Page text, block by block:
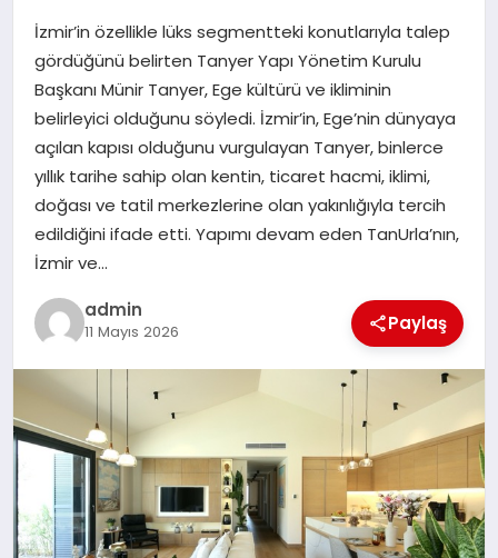
YAŞAM
EKONOMI
SAĞLIK
DÜNYA
EĞITIM
İzmir’in özellikle lüks segmentteki konutlarıyla talep
gördüğünü belirten Tanyer Yapı Yönetim Kurulu
Başkanı Münir Tanyer, Ege kültürü ve ikliminin
belirleyici olduğunu söyledi. İzmir’in, Ege’nin dünyaya
açılan kapısı olduğunu vurgulayan Tanyer, binlerce
yıllık tarihe sahip olan kentin, ticaret hacmi, iklimi,
doğası ve tatil merkezlerine olan yakınlığıyla tercih
edildiğini ifade etti. Yapımı devam eden TanUrla’nın,
İzmir ve…
admin
11 Mayıs 2026 Paylaş